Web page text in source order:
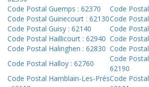
Code Postal Guemps : 62370
Code
Code Postal Guinecourt : 62130Code
Code Postal Guisy : 62140
Code
Code Postal Haillicourt : 62940 Code
Code Postal Halinghen : 62830 Code
Code Postal Halloy : 62760
Code
62190
Code Postal Hamblain-Les-PrésCode